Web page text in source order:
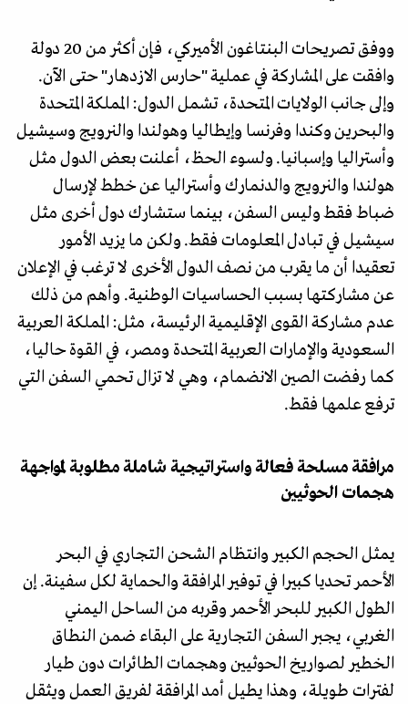
ووفق تصريحات البنتاغون الأميركي، فإن أكثر من 20 دولة
وافقت على المشاركة في عملية "حارس الازدهار" حتى الآن.
وإلى جانب الولايات المتحدة، تشمل الدول: المملكة المتحدة
والبحرين وكندا وفرنسا وإيطاليا وهولندا والنرويج وسيشيل
وأستراليا وإسبانيا. ولسوء الحظ، أعلنت بعض الدول مثل
هولندا والنرويج والدنمارك وأستراليا عن خطط لإرسال
ضباط فقط وليس السفن، بينما ستشارك دول أخرى مثل
سيشيل في تبادل المعلومات فقط. ولكن ما يزيد الأمور
تعقيدا أن ما يقرب من نصف الدول الأخرى لا ترغب في الإعلان
عن مشاركتها بسبب الحساسيات الوطنية. وأهم من ذلك
عدم مشاركة القوى الإقليمية الرئيسة، مثل: المملكة العربية
السعودية والإمارات العربية المتحدة ومصر، في القوة حاليا،
كما رفضت الصين الانضمام، وهي لا تزال تحمي السفن التي
ترفع علمها فقط.
مرافقة مسلحة فعالة واستراتيجية شاملة مطلوبة لمواجهة
هجمات الحوثيين
يمثل الحجم الكبير وانتظام الشحن التجاري في البحر
الأحمر تحديا كبيرا في توفير المرافقة والحماية لكل سفينة. إن
الطول الكبير للبحر الأحمر وقربه من الساحل اليمني
الغربي، يجبر السفن التجارية على البقاء ضمن النطاق
الخطير لصواريخ الحوثيين وهجمات الطائرات دون طيار
لفترات طويلة، وهذا يطيل أمد المرافقة لفريق العمل ويثقل